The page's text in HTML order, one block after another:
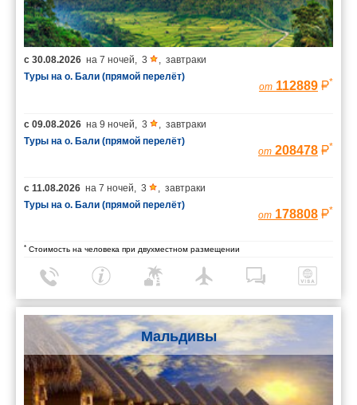
с 30.08.2026 на 7 ночей, 3 , завтраки
Туры на о. Бали (прямой перелёт)
от 112889 *
с 09.08.2026 на 9 ночей, 3 , завтраки
Туры на о. Бали (прямой перелёт)
от 208478 *
с 11.08.2026 на 7 ночей, 3 , завтраки
Туры на о. Бали (прямой перелёт)
от 178808 *
* Стоимость на человека при двухместном размещении
Мальдивы